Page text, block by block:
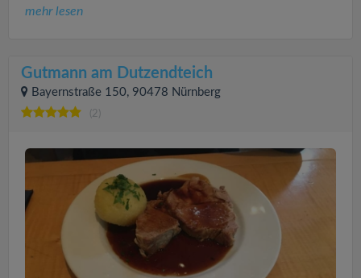
mehr lesen
Gutmann am Dutzendteich
Bayernstraße 150, 90478 Nürnberg
(2)